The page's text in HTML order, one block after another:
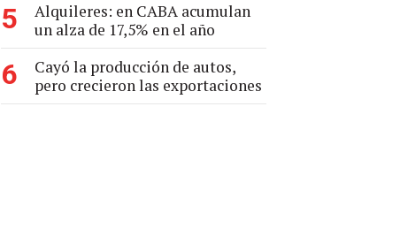
5
Alquileres: en CABA acumulan
un alza de 17,5% en el año
6
Cayó la producción de autos,
pero crecieron las exportaciones